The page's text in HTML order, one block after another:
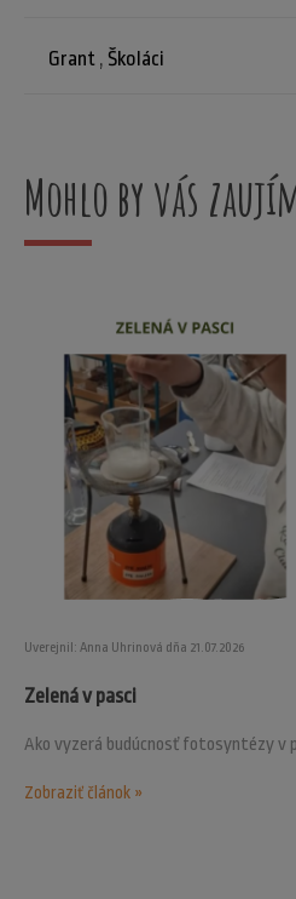
Grant , Školáci
Mohlo by vás
Uverejnil: Anna Uhrinová dňa 21.07.2026
Zelená v pasci
Ako vyzerá budúcnosť fotosyntézy v
Zobraziť článok »